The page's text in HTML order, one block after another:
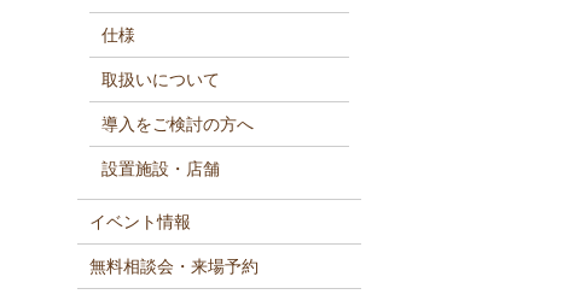
仕様
取扱いについて
導入をご検討の方へ
設置施設・店舗
イベント情報
無料相談会・来場予約